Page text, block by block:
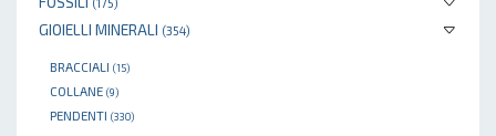
GIOIELLI MINERALI (354)
BRACCIALI (15)
COLLANE (9)
PENDENTI (330)